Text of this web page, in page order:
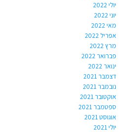
יולי 2022
יוני 2022
מאי 2022
אפריל 2022
מרץ 2022
פברואר 2022
ינואר 2022
דצמבר 2021
נובמבר 2021
אוקטובר 2021
ספטמבר 2021
אוגוסט 2021
יולי 2021